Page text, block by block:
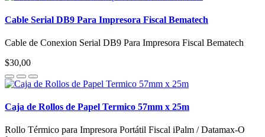
Cable Serial DB9 Para Impresora Fiscal Bematech
Cable de Conexion Serial DB9 Para Impresora Fiscal Bematech
$30,00
Caja de Rollos de Papel Termico 57mm x 25m
Rollo Térmico para Impresora Portátil Fiscal iPalm / Datamax-O